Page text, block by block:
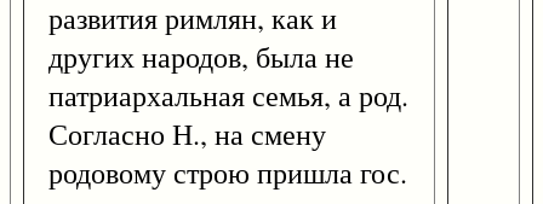
развития римлян, как и
других народов, была не
патриархальная семья, а род.
Согласно Н., на смену
родовому строю пришла гос.